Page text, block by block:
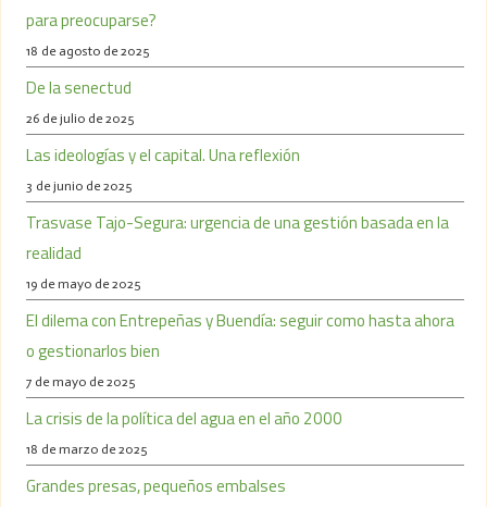
para preocuparse?
18 de agosto de 2025
De la senectud
26 de julio de 2025
Las ideologías y el capital. Una reflexión
3 de junio de 2025
Trasvase Tajo-Segura: urgencia de una gestión basada en la
realidad
19 de mayo de 2025
El dilema con Entrepeñas y Buendía: seguir como hasta ahora
o gestionarlos bien
7 de mayo de 2025
La crisis de la política del agua en el año 2000
18 de marzo de 2025
Grandes presas, pequeños embalses